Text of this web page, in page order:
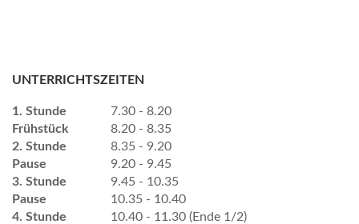
UNTERRICHTSZEITEN
1. Stunde
7.30 - 8.20
Frühstück
8.20 - 8.35
2. Stunde
8.35 - 9.20
Pause
9.20 - 9.45
3. Stunde
9.45 - 10.35
Pause
10.35 - 10.40
4. Stunde
10.40 - 11.30 (Ende 1/2)